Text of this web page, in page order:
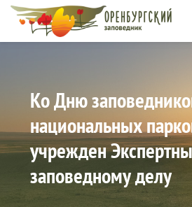
Перейти к основному содержанию
Ко Дню
национальных
учрежден
заповедному делу